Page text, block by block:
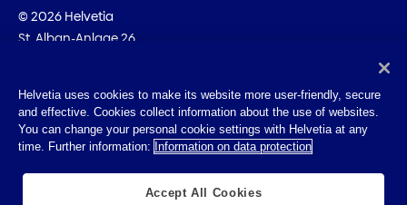
© 2026 Helvetia
St. Alban-Anlage 26
Impressum
Indications juridiques
Helvetia uses cookies to make its website more user-friendly, secure
and effective. Cookies collect information about the use of websites.
You can change your personal cookie settings with Helvetia at any
time. Further information: Information on data protection
Accept All Cookies